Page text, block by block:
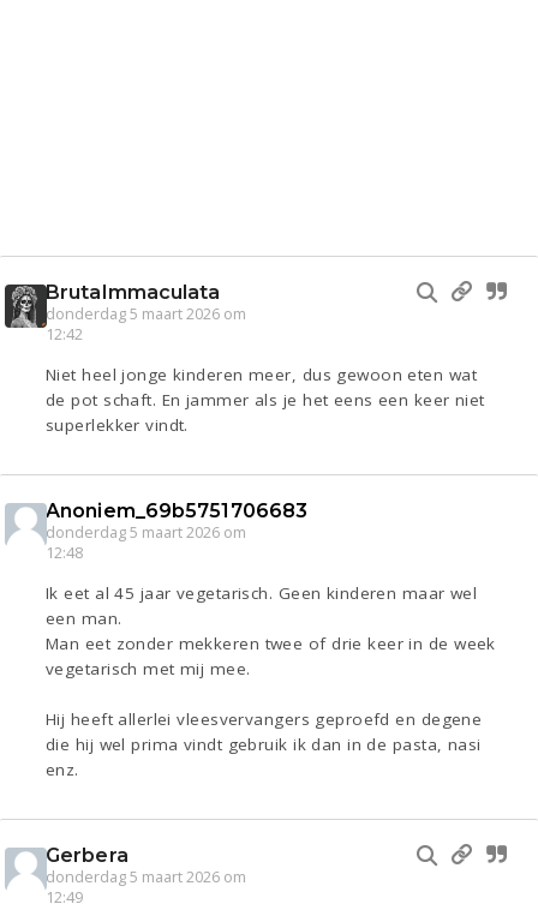
BrutaImmaculata
donderdag 5 maart 2026 om
12:42
Niet heel jonge kinderen meer, dus gewoon eten wat
de pot schaft. En jammer als je het eens een keer niet
superlekker vindt.
Anoniem_69b5751706683
donderdag 5 maart 2026 om
12:48
Ik eet al 45 jaar vegetarisch. Geen kinderen maar wel
een man.
Man eet zonder mekkeren twee of drie keer in de week
vegetarisch met mij mee.
Hij heeft allerlei vleesvervangers geproefd en degene
die hij wel prima vindt gebruik ik dan in de pasta, nasi
enz.
Gerbera
donderdag 5 maart 2026 om
12:49